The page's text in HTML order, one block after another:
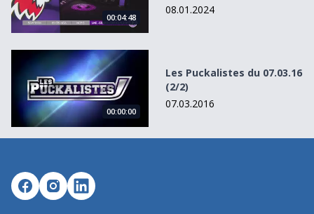
00:04:48
08.01.2024
Les Puckalistes du 07.03.16 (2/2)
00:00:00
Les Puckalistes du 07.03.16
(2/2)
07.03.2016